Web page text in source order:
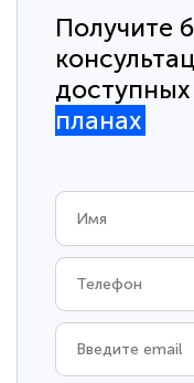
Получите
доступных
планах